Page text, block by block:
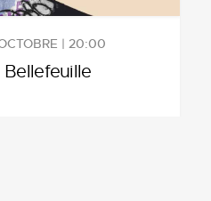
| 20:00